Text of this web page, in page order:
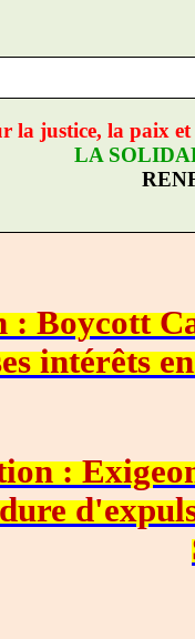
la justice, la paix
LA
: Boycott
intérêts
: